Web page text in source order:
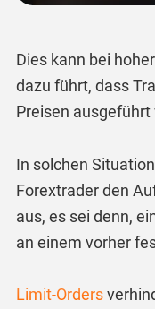
Dies kann bei
dazu führt, dass
Preisen
In solchen
Forextrader den
aus, es sei denn,
an einem vorher
Limit-Orders